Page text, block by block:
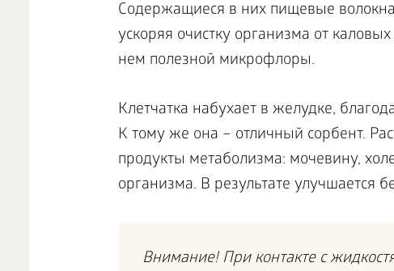
Содержащиеся в них пищевые
ускоряя очистку организма от
нем полезной микрофлоры.
Клетчатка набухает в желудке,
К тому же она – отличный сорбент.
продукты метаболизма: мочевину,
организма. В результате улучшается
Внимание! При контакте с